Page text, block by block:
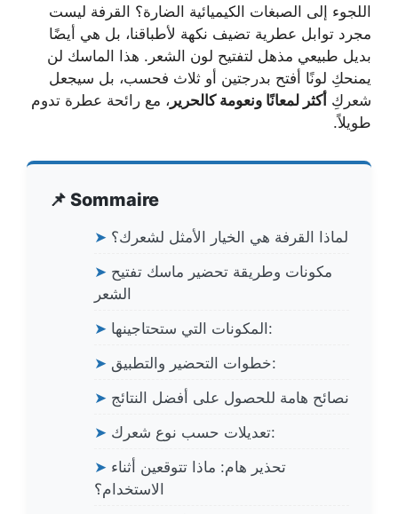
اللجوء إلى الصبغات الكيميائية الضارة؟ القرفة ليست
مجرد توابل عطرية تضيف نكهة لأطباقنا، بل هي أيضًا
بديل طبيعي مذهل لتفتيح لون الشعر. هذا الماسك لن
يمنحكِ لونًا أفتح بدرجتين أو ثلاث فحسب، بل سيجعل
شعركِ أكثر لمعانًا ونعومة كالحرير ، مع رائحة عطرة تدوم
طويلاً.
📌 Sommaire
➤ لماذا القرفة هي الخيار الأمثل لشعرك؟
➤ مكونات وطريقة تحضير ماسك تفتيح
الشعر
➤
المكونات التي ستحتاجينها:
➤
خطوات التحضير والتطبيق:
➤ نصائح هامة للحصول على أفضل النتائج
➤
تعديلات حسب نوع شعرك:
➤ تحذير هام: ماذا تتوقعين أثناء
الاستخدام؟